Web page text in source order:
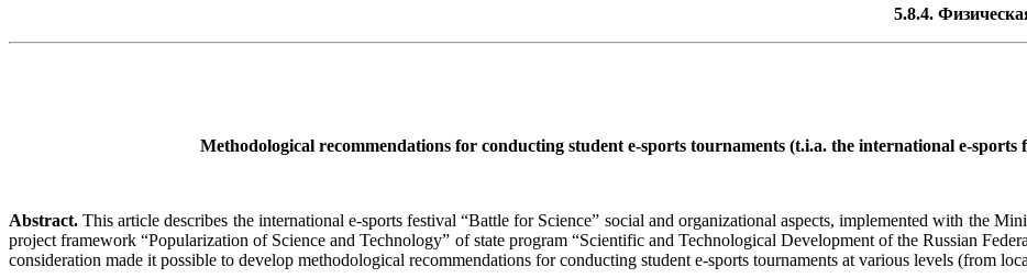
5.8.4.
Methodological recommendations for conducting student e-sports tournaments (t.i.a. the international e-sports
Abstract.This article describes the international e-sports festival “Battle for Science” social and organizational aspects, implemented with the
project framework “Popularization of Science and Technology” of state program “Scientific and Technological Development of the Russian
consideration made it possible to develop methodological recommendations for conducting student e-sports tournaments at various levels (from